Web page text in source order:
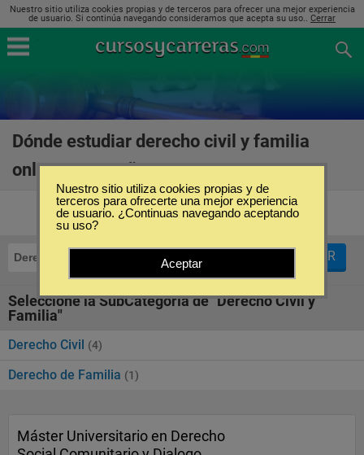
Nuestro sitio utiliza cookies propias y de terceros para ofrecer una mejor experiencia
de usuario. Si continúa navegando consideramos que acepta su uso.. Cerrar
Dónde estudiar derecho civil y familia
online en España
Derecho Civil y Familia Online FILTRAR
Seleccione la SubCategoría de "Derecho Civil y
Familia"
Derecho Civil (4)
Derecho de Familia (1)
Máster Universitario en Derecho
Nuestro sitio utiliza cookies propias y de
terceros para ofrecerte una mejor experiencia
de usuario. ¿Continuas navegando aceptando
su uso?
Aceptar